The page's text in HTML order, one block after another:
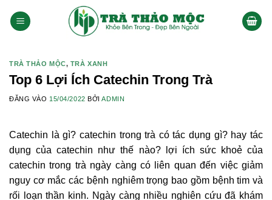
qua
TRÀ THẢO MỘC, TRÀ XANH
Top 6 Lợi Ích Catechin Trong Trà
ĐĂNG VÀO 15/04/2022 BỞIADMIN
Catechin là gì? catechin trong trà có tác dụng gì? hay tác
dụng của catechin như thế nào? lợi ích sức khoẻ của
catechin trong trà ngày càng có liên quan đến việc giảm
nguy cơ mắc các bệnh nghiêm trọng bao gồm bệnh tim và
rối loạn thần kinh. Ngày càng nhiều nghiên cứu đã khám